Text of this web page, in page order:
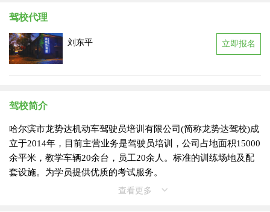
驾校代理
刘东平 立即报名
驾校简介
哈尔滨市龙势达机动车驾驶员培训有限公司(简称龙势达驾校)成
立于2014年，目前主营业务是驾驶员培训，公司占地面积15000
余平米，教学车辆20余台，员工20余人。标准的训练场地及配
套设施。为学员提供优质的考试服务。
查看更多